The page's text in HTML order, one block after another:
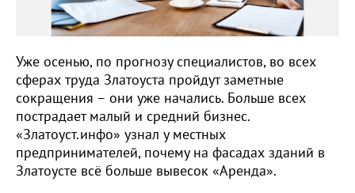
Уже осенью, по прогнозу специалистов, во всех
сферах труда Златоуста пройдут заметные
сокращения – они уже начались. Больше всех
пострадает малый и средний бизнес.
«Златоуст.инфо» узнал у местных
предпринимателей, почему на фасадах зданий в
Златоусте всё больше вывесок «Аренда».